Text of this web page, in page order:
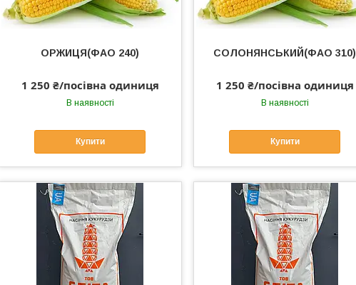
ОРЖИЦЯ(ФАО 240)
1 250 ₴/посівна одиниця
В наявності
Купити
СОЛОНЯНСЬКИЙ(ФАО 310)
1 250 ₴/посівна одиниця
В наявності
Купити